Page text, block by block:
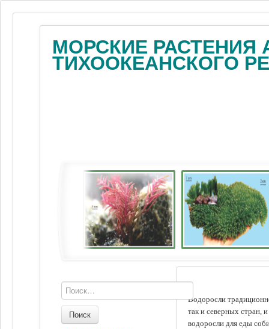
МОРСКИЕ РАСТЕНИЯ
ТИХООКЕАНСКОГО
Водоросли
так и северных стран,
водоросли для еды
Поиск